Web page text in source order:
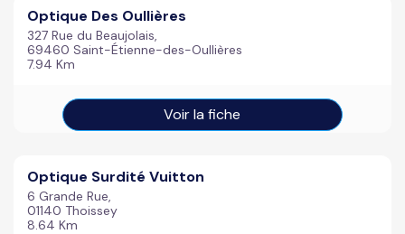
Optique Des Oullières
327 Rue du Beaujolais,
69460 Saint-Étienne-des-Oullières
7.94 Km
Voir la fiche
Optique Surdité Vuitton
6 Grande Rue,
01140 Thoissey
8.64 Km